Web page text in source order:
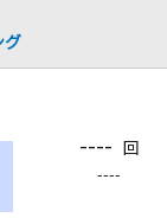
グ
---- 回
----